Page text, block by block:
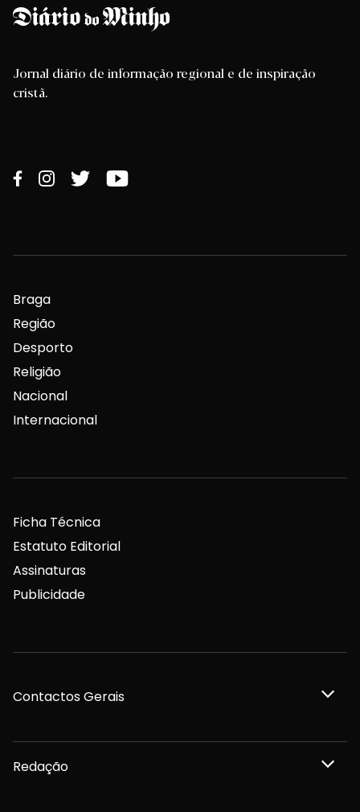
Jornal diário de informação regional e de inspiração
cristã.
Braga
Região
Desporto
Religião
Nacional
Internacional
Ficha Técnica
Estatuto Editorial
Assinaturas
Publicidade
Contactos Gerais
Redação